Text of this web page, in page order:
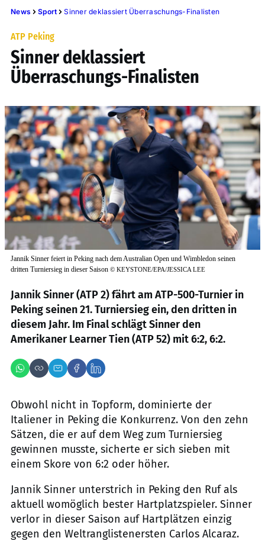
News Sport Sinner deklassiert Überraschungs-Finalisten
ATP Peking
Sinner deklassiert
Überraschungs-Finalisten
Jannik Sinner feiert in Peking nach dem Australian Open und Wimbledon seinen
dritten Turniersieg in dieser Saison © KEYSTONE/EPA/JESSICA LEE
Jannik Sinner (ATP 2) fährt am ATP-500-Turnier in
Peking seinen 21. Turniersieg ein, den dritten in
diesem Jahr. Im Final schlägt Sinner den
Amerikaner Learner Tien (ATP 52) mit 6:2, 6:2.
Obwohl nicht in Topform, dominierte der
Italiener in Peking die Konkurrenz. Von den zehn
Sätzen, die er auf dem Weg zum Turniersieg
gewinnen musste, sicherte er sich sieben mit
einem Skore von 6:2 oder höher.
Jannik Sinner unterstrich in Peking den Ruf als
aktuell womöglich bester Hartplatzspieler. Sinner
verlor in dieser Saison auf Hartplätzen einzig
gegen den Weltranglistenersten Carlos Alcaraz.